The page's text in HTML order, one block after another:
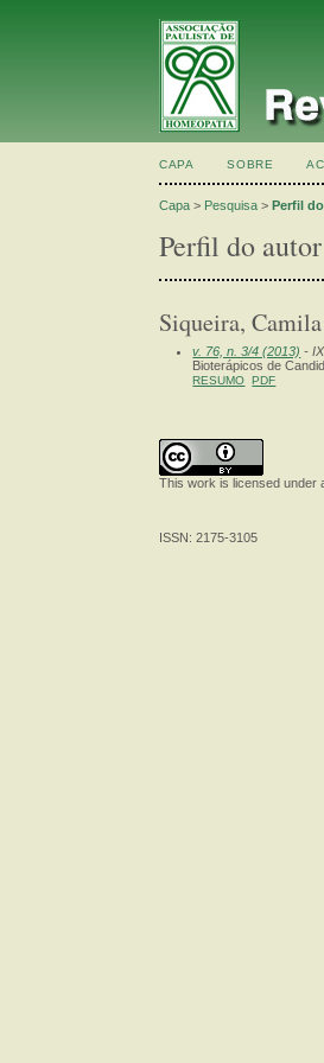
CAPA SOBRE
Capa > Pesquisa >Perfil
Perfil do autor
Siqueira,
v. 76, n. 3/4 (2013) -
Bioterápicos de
RESUMO PDF
This work is licensed under
ISSN: 2175-3105